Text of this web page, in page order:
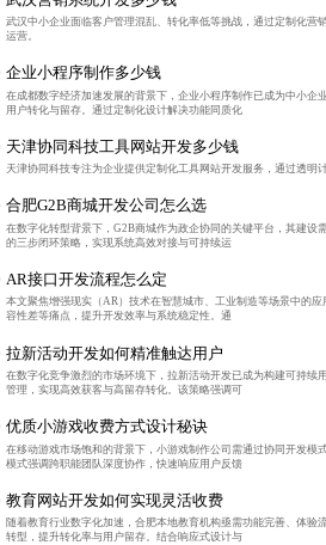
武汉中小企业面临客户管理混乱、转化率低等挑战，通过定制化
运营。
企业小程序制作多少钱
在成都数字经济加速发展的背景下，企业小程序制作已成为中小
用户转化与留存。通过定制化设计解决功能同质化
天津协同科技工具网站开发多少钱
天津协同科技专注为企业提供定制化工具网站开发服务，通过透
合肥G2B商城开发公司怎么选
在数字化转型背景下，G2B商城作为政企协同的关键平台，其建
的三步闭环策略，实现系统高效对接与可持续运
AR接口开发流程怎么定
本文聚焦增强现实（AR）技术在智慧城市、工业制造等场景中的
容性差等痛点，提升开发效率与系统稳定性。通
拉新活动开发如何精准触达用户
在数字化竞争激烈的市场环境下，拉新活动开发已成为构建可持
管理，实现高效获客与高留存转化。该策略强调可
优质小游戏收费方式设计秘诀
在移动游戏市场饱和的背景下，小游戏制作公司需通过协同开发
模式强调跨职能团队深度协作，快速响应用户反馈
教育网站开发如何实现灵活收费
随着教育行业数字化加速，合肥本地教育机构亟需功能完善、体
转型，提升转化率与用户留存。结合响应式设计与